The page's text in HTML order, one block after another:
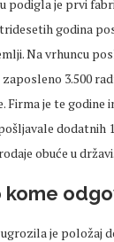
podigla je prvi
godina
Na vrhuncu
3.500
Firma je te godine
dodatnih
obuće u državi.
kome
je položaj